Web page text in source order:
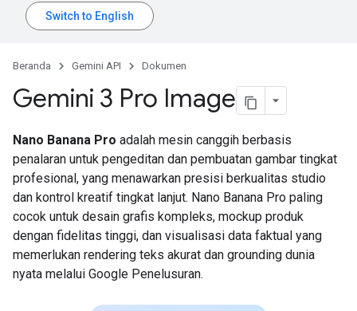
Beranda Gemini API Dokumen
Gemini 3 Pro Image
Nano Banana Pro adalah mesin canggih berbasis
penalaran untuk pengeditan dan pembuatan gambar tingkat
profesional, yang menawarkan presisi berkualitas studio
dan kontrol kreatif tingkat lanjut. Nano Banana Pro paling
cocok untuk desain grafis kompleks, mockup produk
dengan fidelitas tinggi, dan visualisasi data faktual yang
memerlukan rendering teks akurat dan grounding dunia
nyata melalui Google Penelusuran.